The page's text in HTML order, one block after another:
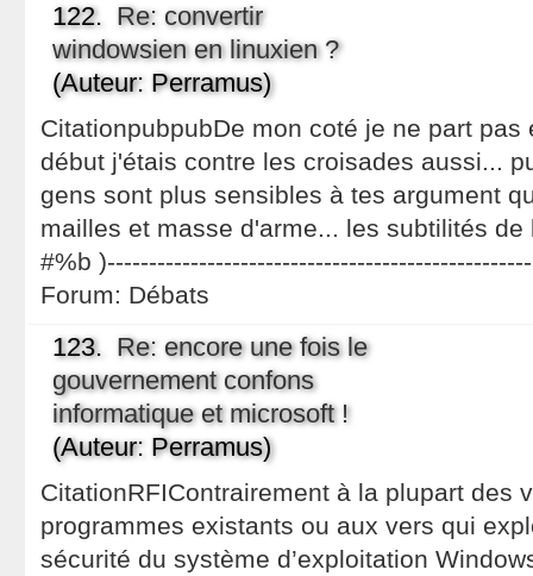
122. Re: convertir
windowsien en linuxien ?
(Auteur: Perramus)
CitationpubpubDe mon coté je ne part pas
début j'étais contre les croisades aussi...
gens sont plus sensibles à tes argument
mailles et masse d'arme... les subtilités
#%b
Forum: Débats
123. Re: encore une fois le
gouvernement confons
informatique et microsoft !
(Auteur: Perramus)
CitationRFIContrairement à la plupart des
programmes existants ou aux vers qui
sécurité du système d’exploitation